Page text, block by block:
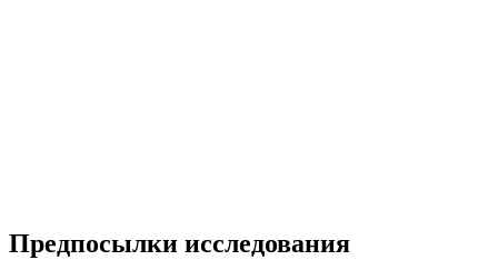
Предпосылки исследования